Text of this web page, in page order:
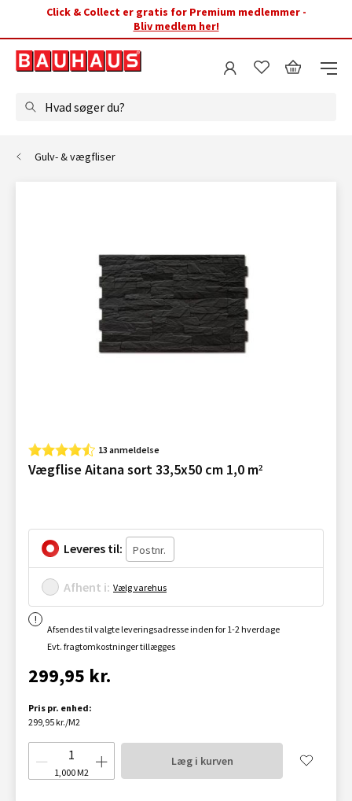
Click & Collect er gratis for Premium medlemmer -
Bliv medlem her!
Hvad søger du?
Gulv- & vægfliser
13 anmeldelse
Vægflise Aitana sort 33,5x50 cm 1,0 m²
Leveres til:
Afhent i: Vælg varehus
Afsendes til valgte leveringsadresse inden for 1-2 hverdage
Evt. fragtomkostninger tillægges
299,95 kr.
Pris pr. enhed:
299,95 kr./M2
1,000 M2
Læg i kurven